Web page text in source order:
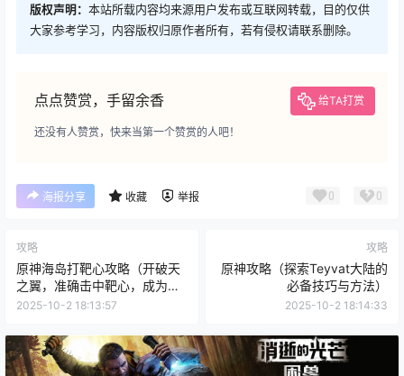
版权声明： 本站所载内容均来源用户发布或互联网转载，目的仅供
大家参考学习，内容版权归原作者所有，若有侵权请联系删除。
点点赞赏，手留余香 给TA打赏
还没有人赞赏，快来当第一个赞赏的人吧！
海报分享 收藏 举报 0 0
攻略
原神海岛打靶心攻略（开破天
之翼，准确击中靶心，成为绝
世射手！）
2025-10-2 18:13:57
攻略
原神攻略（探索Teyvat大陆的
必备技巧与方法）
2025-10-2 18:14:33